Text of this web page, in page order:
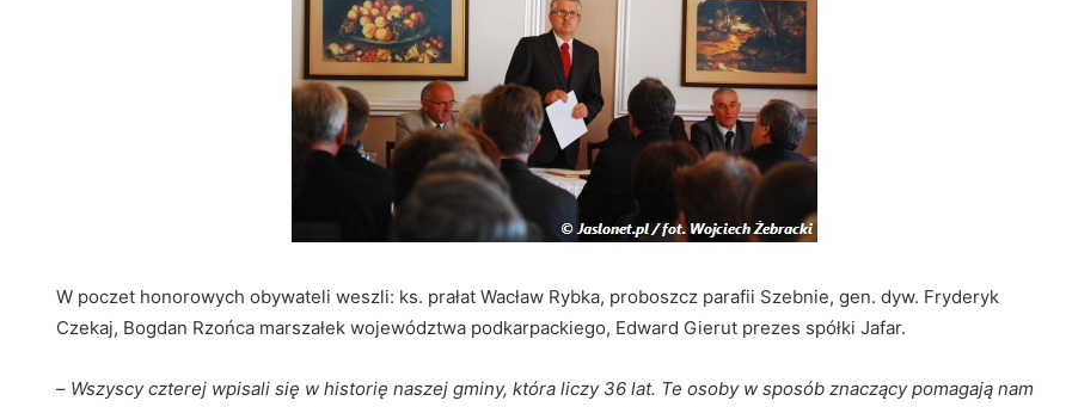
W poczet honorowych obywateli weszli: ks. prałat Wacław Rybka, proboszcz parafii Szebnie, gen. dyw. Fryderyk
Czekaj, Bogdan Rzońca marszałek województwa podkarpackiego, Edward Gierut prezes spółki Jafar.
– Wszyscy czterej wpisali się w historię naszej gminy, która liczy 36 lat. Te osoby w sposób znaczący pomagają nam